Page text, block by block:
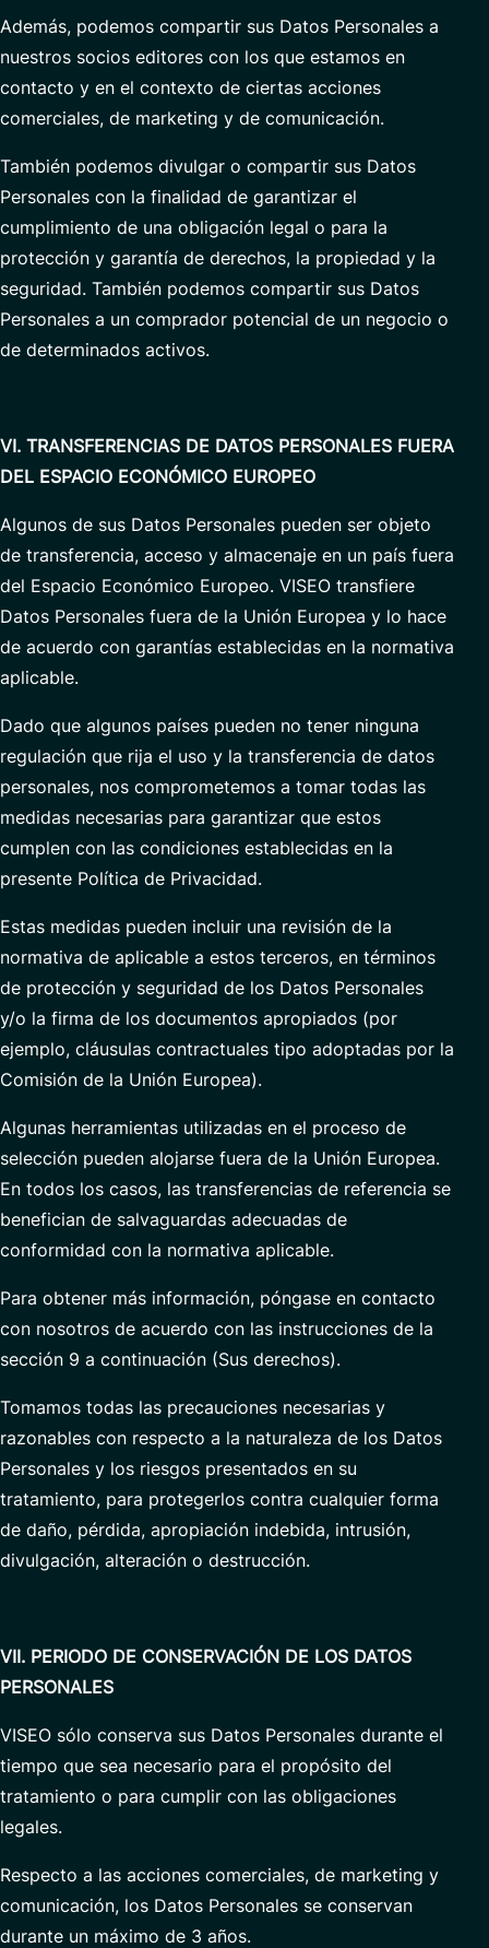
Además, podemos compartir sus Datos Personales a
nuestros socios editores con los que estamos en
contacto y en el contexto de ciertas acciones
comerciales, de marketing y de comunicación.
También podemos divulgar o compartir sus Datos
Personales con la finalidad de garantizar el
cumplimiento de una obligación legal o para la
protección y garantía de derechos, la propiedad y la
seguridad. También podemos compartir sus Datos
Personales a un comprador potencial de un negocio o
de determinados activos.
VI. TRANSFERENCIAS DE DATOS PERSONALES FUERA
DEL ESPACIO ECONÓMICO EUROPEO
Algunos de sus Datos Personales pueden ser objeto
de transferencia, acceso y almacenaje en un país fuera
del Espacio Económico Europeo. VISEO transfiere
Datos Personales fuera de la Unión Europea y lo hace
de acuerdo con garantías establecidas en la normativa
aplicable.
Dado que algunos países pueden no tener ninguna
regulación que rija el uso y la transferencia de datos
personales, nos comprometemos a tomar todas las
medidas necesarias para garantizar que estos
cumplen con las condiciones establecidas en la
presente Política de Privacidad.
Estas medidas pueden incluir una revisión de la
normativa de aplicable a estos terceros, en términos
de protección y seguridad de los Datos Personales
y/o la firma de los documentos apropiados (por
ejemplo, cláusulas contractuales tipo adoptadas por la
Comisión de la Unión Europea).
Algunas herramientas utilizadas en el proceso de
selección pueden alojarse fuera de la Unión Europea.
En todos los casos, las transferencias de referencia se
benefician de salvaguardas adecuadas de
conformidad con la normativa aplicable.
Para obtener más información, póngase en contacto
con nosotros de acuerdo con las instrucciones de la
sección 9 a continuación (Sus derechos).
Tomamos todas las precauciones necesarias y
razonables con respecto a la naturaleza de los Datos
Personales y los riesgos presentados en su
tratamiento, para protegerlos contra cualquier forma
de daño, pérdida, apropiación indebida, intrusión,
divulgación, alteración o destrucción.
VII. PERIODO DE CONSERVACIÓN DE LOS DATOS
PERSONALES
VISEO sólo conserva sus Datos Personales durante el
tiempo que sea necesario para el propósito del
tratamiento o para cumplir con las obligaciones
legales.
Respecto a las acciones comerciales, de marketing y
comunicación, los Datos Personales se conservan
durante un máximo de 3 años.